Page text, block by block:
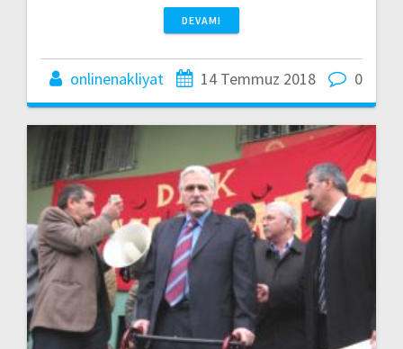
DEVAMI
onlinenakliyat 14 Temmuz 2018 0